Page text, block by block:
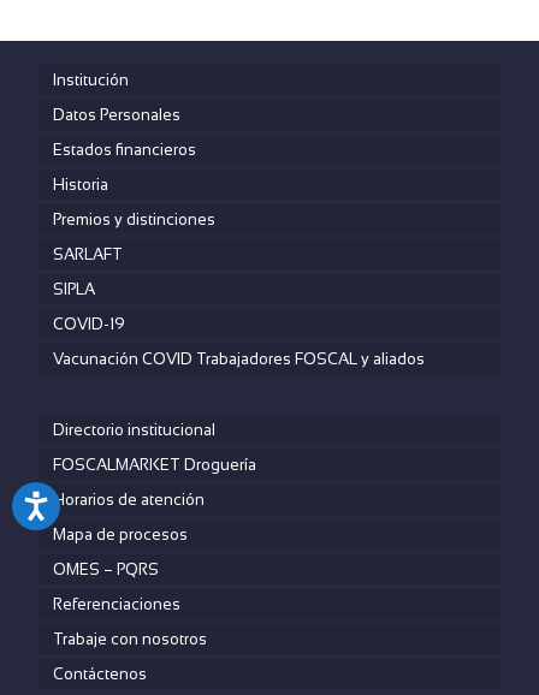
glicémico, ácido úrico, hemograma,
fosfata alcalina, ETS, función tiroidea.
Audiometría, Ecografía Abdominal, Prueba de esfuerzo,
Espirometria, Panorámica dental, Ecocardiograma,
Endoscopia de vías digestivas, RX de Tórax,
Nutrición, cardiología, oftalmología, odontología, urología,
medicina interna.
Institución
Datos Personales
Estados financieros
Historia
Premios y distinciones
SARLAFT
SIPLA
COVID-19
Vacunación COVID Trabajadores FOSCAL y aliados
Directorio institucional
FOSCALMARKET Droguería
Horarios de atención
Mapa de procesos
OMES – PQRS
Referenciaciones
Trabaje con nosotros
Contáctenos